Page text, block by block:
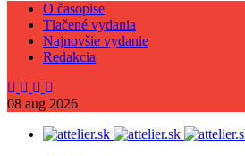
O časopise
Tlačené vydania
Najnovšie vydanie
Redakcia
08 aug 2026